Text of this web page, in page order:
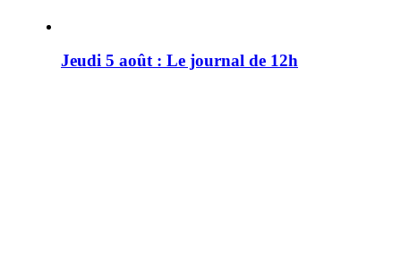
Jeudi 5 août : Le journal de 12h